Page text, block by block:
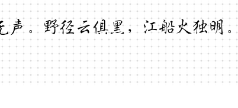
。野径云俱黑，江船火独明。